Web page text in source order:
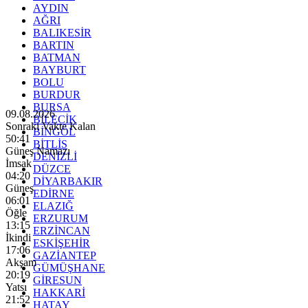
AYDIN
AĞRI
BALIKESİR
BARTIN
BATMAN
BAYBURT
BOLU
BURDUR
BURSA
BİLECİK
BİNGÖL
BİTLİS
DENİZLİ
DÜZCE
DİYARBAKIR
EDİRNE
ELAZIĞ
ERZURUM
ERZİNCAN
ESKİŞEHİR
GAZİANTEP
GÜMÜŞHANE
GİRESUN
HAKKARİ
HATAY
09.08.2026
Sonraki Vakte Kalan
50:39
Güneş Namazı
İmsak
04:20
Güneş
06:01
Öğle
13:15
İkindi
17:06
Akşam
20:19
Yatsı
21:52